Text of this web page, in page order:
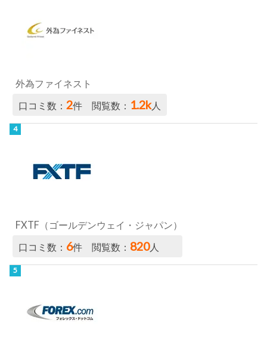
外為ファイネスト
口コミ数：2件 閲覧数： 1.2k人
FXTF（ゴールデンウェイ・ジャパン）
口コミ数： 6件 閲覧数： 820人